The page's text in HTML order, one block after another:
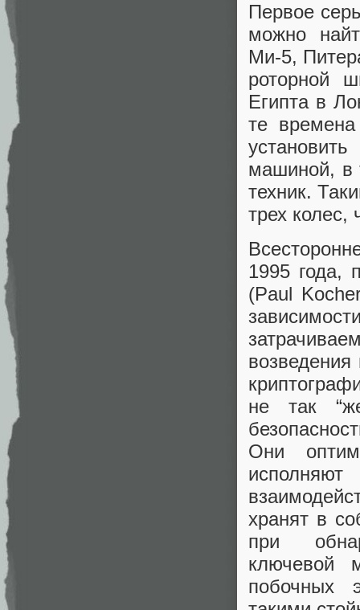
Первое
можно
Ми-5,
роторной
Египта в
те
машиной, в
техник.
трех колес,
1995 года,
(Paul
не так
Они
хранят в
при
ключевой
побочных